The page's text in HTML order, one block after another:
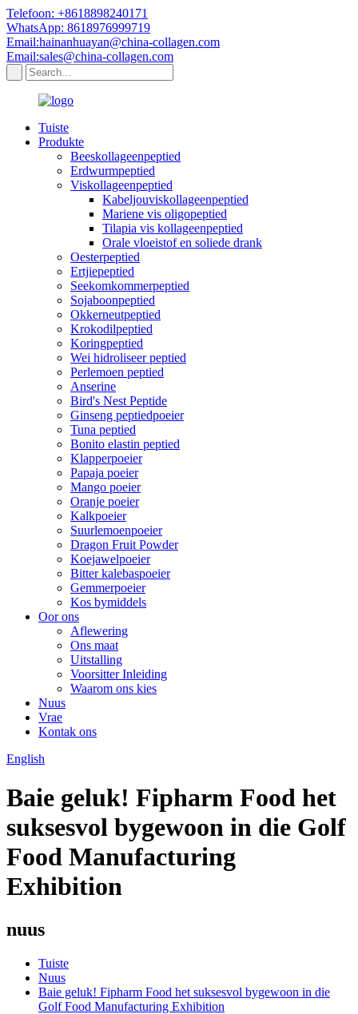
Telefoon: +8618898240171
WhatsApp: 8618976999719
Email:hainanhuayan@china-collagen.com
Email:sales@china-collagen.com
Tuiste
Produkte
Beeskollageenpeptied
Erdwurmpeptied
Viskollageenpeptied
Kabeljouviskollageenpeptied
Mariene vis oligopeptied
Tilapia vis kollageenpeptied
Orale vloeistof en soliede drank
Oesterpeptied
Ertjiepeptied
Seekomkommerpeptied
Sojaboonpeptied
Okkerneutpeptied
Krokodilpeptied
Koringpeptied
Wei hidroliseer peptied
Perlemoen peptied
Anserine
Bird's Nest Peptide
Ginseng peptiedpoeier
Tuna peptied
Bonito elastin peptied
Klapperpoeier
Papaja poeier
Mango poeier
Oranje poeier
Kalkpoeier
Suurlemoenpoeier
Dragon Fruit Powder
Koejawelpoeier
Bitter kalebaspoeier
Gemmerpoeier
Kos bymiddels
Oor ons
Aflewering
Ons maat
Uitstalling
Voorsitter Inleiding
Waarom ons kies
Nuus
Vrae
Kontak ons
English
Baie geluk! Fipharm Food het
suksesvol bygewoon in die Golf
Food Manufacturing
Exhibition
nuus
Tuiste
Nuus
Baie geluk! Fipharm Food het suksesvol bygewoon in die
Golf Food Manufacturing Exhibition